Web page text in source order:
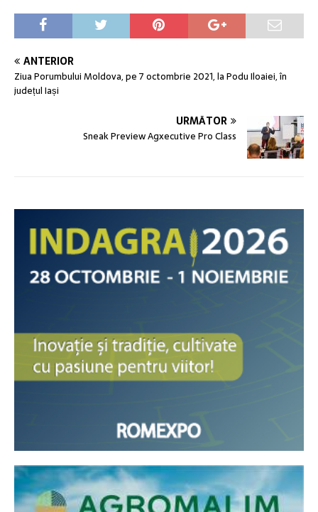
ANTERIOR
Ziua Porumbului Moldova, pe 7 octombrie 2021, la Podu Iloaiei, în
județul Iași
URMĂTOR
Sneak Preview Agxecutive Pro Class